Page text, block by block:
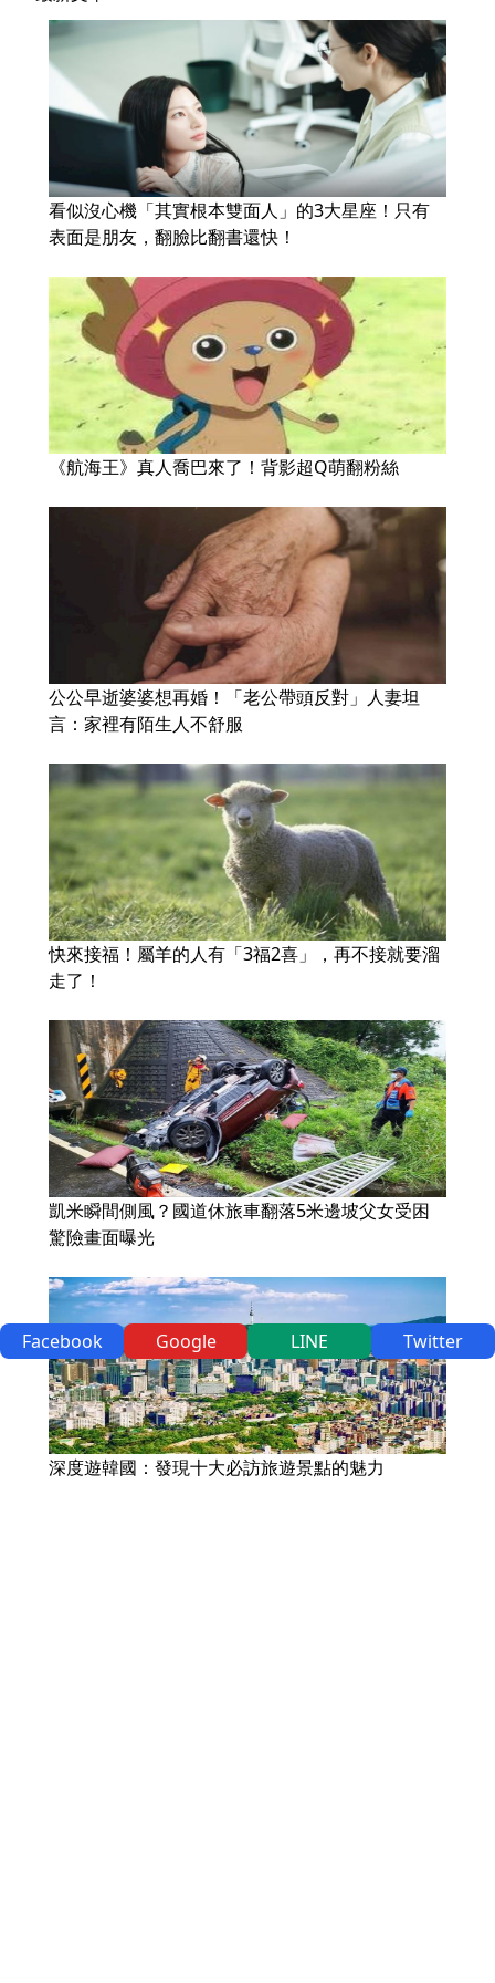
看似沒心機「其實根本雙面人」的3大星座！只有
表面是朋友，翻臉比翻書還快！
《航海王》真人喬巴來了！背影超Q萌翻粉絲
公公早逝婆婆想再婚！「老公帶頭反對」人妻坦
言：家裡有陌生人不舒服
快來接福！屬羊的人有「3福2喜」，再不接就要溜
走了！
凱米瞬間側風？國道休旅車翻落5米邊坡父女受困
驚險畫面曝光
深度遊韓國：發現十大必訪旅遊景點的魅力
Facebook Google LINE Twitter